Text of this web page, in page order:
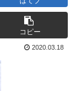
コピー
2020.03.18